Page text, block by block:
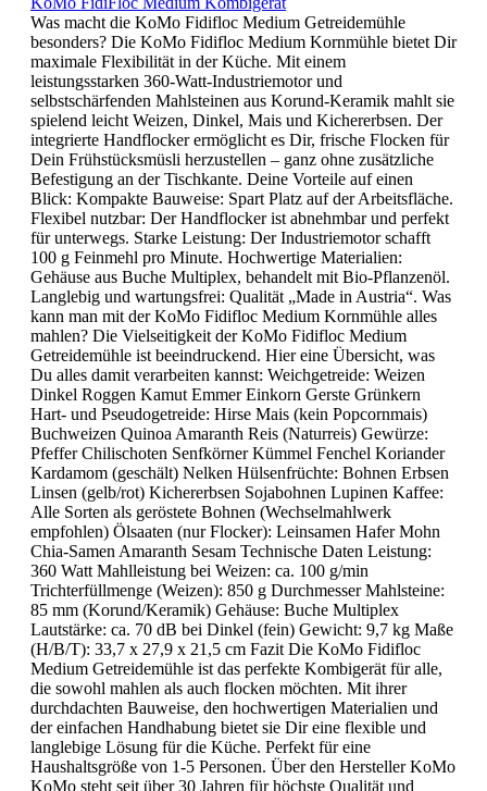
Was macht die KoMo Fidifloc Medium Getreidemühle
besonders? Die KoMo Fidifloc Medium Kornmühle bietet Dir
maximale Flexibilität in der Küche. Mit einem
leistungsstarken 360-Watt-Industriemotor und
selbstschärfenden Mahlsteinen aus Korund-Keramik mahlt sie
spielend leicht Weizen, Dinkel, Mais und Kichererbsen. Der
integrierte Handflocker ermöglicht es Dir, frische Flocken für
Dein Frühstücksmüsli herzustellen – ganz ohne zusätzliche
Befestigung an der Tischkante. Deine Vorteile auf einen
Blick: Kompakte Bauweise: Spart Platz auf der Arbeitsfläche.
Flexibel nutzbar: Der Handflocker ist abnehmbar und perfekt
für unterwegs. Starke Leistung: Der Industriemotor schafft
100 g Feinmehl pro Minute. Hochwertige Materialien:
Gehäuse aus Buche Multiplex, behandelt mit Bio-Pflanzenöl.
Langlebig und wartungsfrei: Qualität „Made in Austria“. Was
kann man mit der KoMo Fidifloc Medium Kornmühle alles
mahlen? Die Vielseitigkeit der KoMo Fidifloc Medium
Getreidemühle ist beeindruckend. Hier eine Übersicht, was
Du alles damit verarbeiten kannst: Weichgetreide: Weizen
Dinkel Roggen Kamut Emmer Einkorn Gerste Grünkern
Hart- und Pseudogetreide: Hirse Mais (kein Popcornmais)
Buchweizen Quinoa Amaranth Reis (Naturreis) Gewürze:
Pfeffer Chilischoten Senfkörner Kümmel Fenchel Koriander
Kardamom (geschält) Nelken Hülsenfrüchte: Bohnen Erbsen
Linsen (gelb/rot) Kichererbsen Sojabohnen Lupinen Kaffee:
Alle Sorten als geröstete Bohnen (Wechselmahlwerk
empfohlen) Ölsaaten (nur Flocker): Leinsamen Hafer Mohn
Chia-Samen Amaranth Sesam Technische Daten Leistung:
360 Watt Mahlleistung bei Weizen: ca. 100 g/min
Trichterfüllmenge (Weizen): 850 g Durchmesser Mahlsteine:
85 mm (Korund/Keramik) Gehäuse: Buche Multiplex
Lautstärke: ca. 70 dB bei Dinkel (fein) Gewicht: 9,7 kg Maße
(H/B/T): 33,7 x 27,9 x 21,5 cm Fazit Die KoMo Fidifloc
Medium Getreidemühle ist das perfekte Kombigerät für alle,
die sowohl mahlen als auch flocken möchten. Mit ihrer
durchdachten Bauweise, den hochwertigen Materialien und
der einfachen Handhabung bietet sie Dir eine flexible und
langlebige Lösung für die Küche. Perfekt für eine
Haushaltsgröße von 1-5 Personen. Über den Hersteller KoMo
KoMo steht seit über 30 Jahren für höchste Qualität und